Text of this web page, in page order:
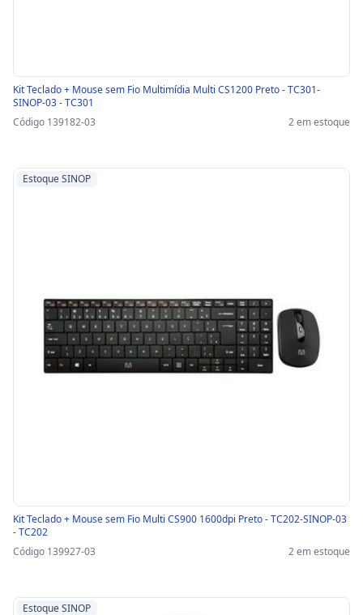
Kit Teclado + Mouse sem Fio Multimídia Multi CS1200 Preto - TC301-
SINOP-03 - TC301
Código 139182-03
2 em estoque
Estoque SINOP
Kit Teclado + Mouse sem Fio Multi CS900 1600dpi Preto - TC202-SINOP-03
- TC202
Código 139927-03
2 em estoque
Estoque SINOP